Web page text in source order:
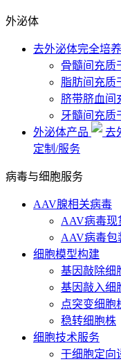
外泌体
去外泌体完全培
骨髓间充质
脂肪间充质
脐带脐血间
牙髓间充质
外泌体产品
去
定制/服务
病毒与细胞服务
AAV腺相关病毒
AAV病毒现
AAV病毒包
细胞模型构建
基因敲除细
基因敲入细
点突变细胞
稳转细胞株
细胞技术服务
干细胞定向